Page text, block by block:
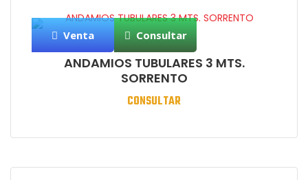
Venta Consultar
ANDAMIOS TUBULARES 3 MTS.
SORRENTO
CONSULTAR